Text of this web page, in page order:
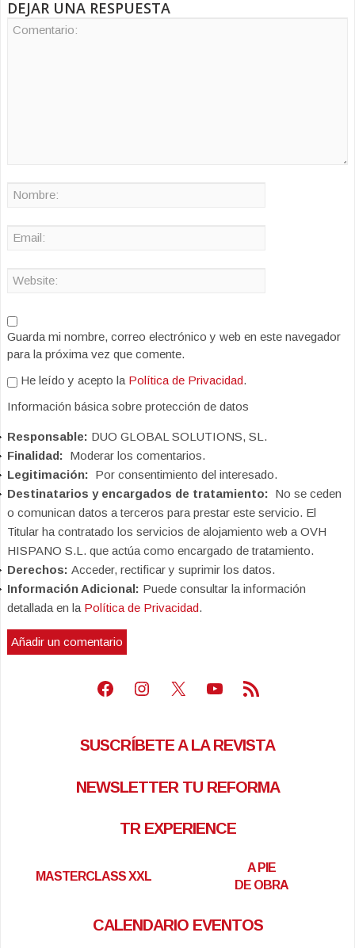
DEJAR UNA RESPUESTA
Guarda mi nombre, correo electrónico y web en este navegador
para la próxima vez que comente.
He leído y acepto la Política de Privacidad.
Información básica sobre protección de datos
Responsable: DUO GLOBAL SOLUTIONS, SL.
Finalidad: Moderar los comentarios.
Legitimación: Por consentimiento del interesado.
Destinatarios y encargados de tratamiento: No se ceden
o comunican datos a terceros para prestar este servicio. El
Titular ha contratado los servicios de alojamiento web a OVH
HISPANO S.L. que actúa como encargado de tratamiento.
Derechos: Acceder, rectificar y suprimir los datos.
Información Adicional: Puede consultar la información
detallada en la Política de Privacidad.
Facebook
Instagram
X Youtube
Feed RSS
SUSCRÍBETE A LA REVISTA
NEWSLETTER TU REFORMA
TR EXPERIENCE
MASTERCLASS XXL
A PIE
DE OBRA
CALENDARIO EVENTOS